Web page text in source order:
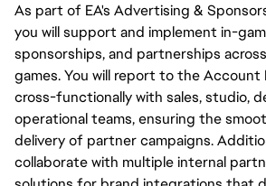
As part of EA's Advertising &
you will support and implement in-
sponsorships, and partnerships
games. You will report to the Account
cross-functionally with sales, studio,
operational teams, ensuring the
delivery of partner campaigns.
collaborate with multiple internal